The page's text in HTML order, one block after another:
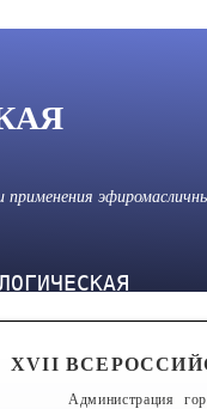
применения
XVII
Администрация